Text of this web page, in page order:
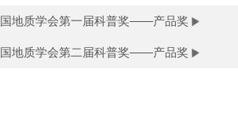
地质学会第一届科普奖——产品奖
地质学会第二届科普奖——产品奖